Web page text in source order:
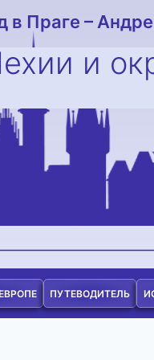
в Праге –
и
ПУТЕВОДИТЕЛЬ